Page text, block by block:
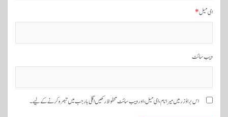
ای میل*
ویب‌ سائٹ
اس براؤزر میں میرا نام، ای میل، اور ویب سائٹ محفوظ رکھیں اگلی بار جب میں تبصرہ کرنے کےلیے۔